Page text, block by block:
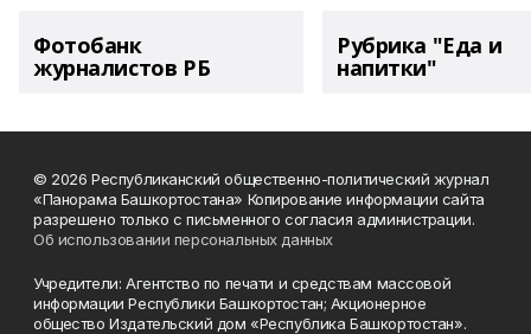
Фотобанк
журналистов РБ
Рубрика "Еда и
напитки"
© 2026 Республиканский общественно-политический журнал
«Панорама Башкортостана» Копирование информации сайта
разрешено только с письменного согласия администрации.
Об использовании персональных данных
Учредители: Агентство по печати и средствам массовой
информации Республики Башкортостан; Акционерное
общество Издательский дом «Республика Башкортостан».